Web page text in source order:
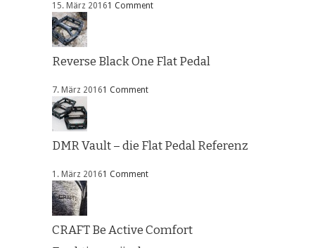
15. März 20161 Comment
Reverse Black One Flat Pedal
7. März 20161 Comment
DMR Vault – die Flat Pedal Referenz
1. März 20161 Comment
CRAFT Be Active Comfort